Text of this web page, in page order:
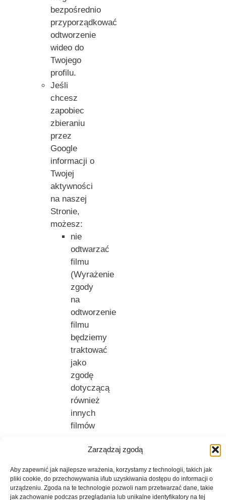
Zarządzaj zgodą
Aby zapewnić jak najlepsze wrażenia, korzystamy z technologii, takich jak
pliki cookie, do przechowywania i/lub uzyskiwania dostępu do informacji o
urządzeniu. Zgoda na te technologie pozwoli nam przetwarzać dane, takie
jak zachowanie podczas przeglądania lub unikalne identyfikatory na tej
bezpośrednio
przyporządkować
odtworzenie
wideo do
Twojego
profilu.
Jeśli
chcesz
zapobiec
zbieraniu
przez
Google
informacji o
Twojej
aktywności
na naszej
Stronie,
możesz:
nie
odtwarzać
filmu
(Wyrażenie
zgody
na
odtworzenie
filmu
będziemy
traktować
jako
zgodę
dotyczącą
również
innych
filmów
naszej
Internetowej
–